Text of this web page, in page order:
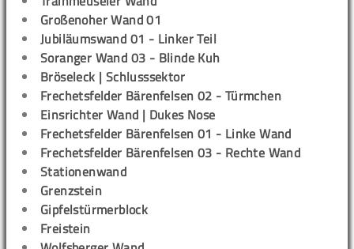
Großenoher Wand 01
Jubiläumswand 01 - Linker Teil
Soranger Wand 03 - Blinde Kuh
Bröseleck | Schlusssektor
Frechetsfelder Bärenfelsen 02 - Türmchen
Einsrichter Wand | Dukes Nose
Frechetsfelder Bärenfelsen 01 - Linke Wand
Frechetsfelder Bärenfelsen 03 - Rechte Wand
Stationenwand
Grenzstein
Gipfelstürmerblock
Freistein